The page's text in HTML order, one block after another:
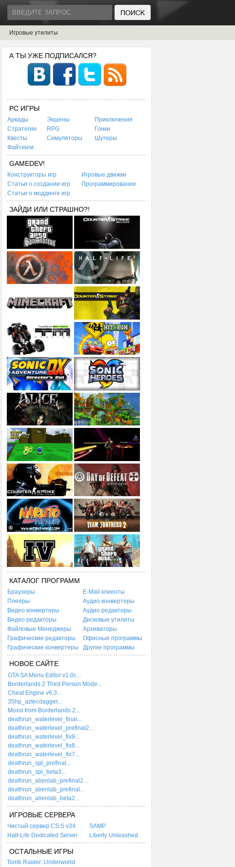
Игровые утилиты
А ТЫ УЖЕ ПОДПИСАЛСЯ?
PC ИГРЫ
Аркады Экшены
Приключения
Стратегии
RPG
Гонки
Квесты
Симуляторы
Шутеры
Файтинги
GAMEDEV!
Конструкторы игр
Игровые движки
Статьи о создании игр
Программирование
Статьи о моддинге игр
ЗАЙДИ ИЛИ СТРАШНО?!
КАТАЛОГ ПРОГРАММ
Браузеры
E-Mail клиенты
Плееры
Аудио конвертеры
Видео конвертеры
Аудио редакторы
Видео редакторы
Дисковые утилиты
Файловые Менеджеры
Архиваторы
Графические редакторы
Офисные программы
Графические конвертеры
Другие программы
НОВОЕ САЙТЕ
GTA SA Menu Editor v1.0c...
Borderlands 2 Third Person Mode...
Cheat Engine v6.3...
35hp_aztecdagger...
Moxxi from Borderlands 2...
deathrun_waterlevel_final...
deathrun_waterlevel_prefinal2...
deathrun_waterlevel_fix9...
deathrun_waterlevel_fix8...
deathrun_waterlevel_fix7...
deathrun_spl_prefinal...
deathrun_spl_beta3...
deathrun_alienlab_prefinal2...
deathrun_alienlab_prefinal...
deathrun_alienlab_beta2...
ИГРОВЫЕ СЕРВЕРА
Чистый сервер CS:S v34
SAMP
Half-Life Dedicated Server
Liberty Unleashed
ОСТАЛЬНЫЕ ИГРЫ
Tomb Raider: Underworld